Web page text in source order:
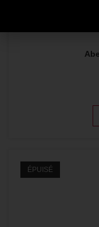
ÉPUISÉ